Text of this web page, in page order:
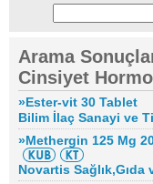
Arama
Cinsiyet
»Ester-vit 30 Tablet
Bilim İlaç Sanayi ve
»Methergin 125 Mg
Novartis Sağlık,Gıda